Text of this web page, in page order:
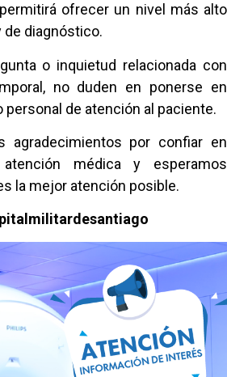
ofrecer un nivel más alto
de diagnóstico.
o inquietud relacionada con
no duden en ponerse en
de atención al paciente.
agradecimientos por confiar en
médica y esperamos
la mejor atención posible.